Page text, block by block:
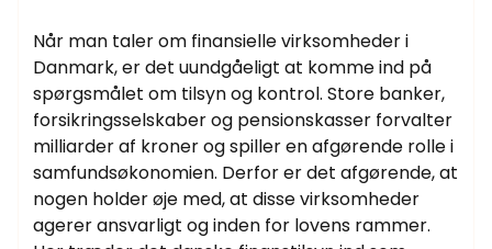
Når man taler om finansielle virksomheder i
Danmark, er det uundgåeligt at komme ind på
spørgsmålet om tilsyn og kontrol. Store banker,
forsikringsselskaber og pensionskasser forvalter
milliarder af kroner og spiller en afgørende rolle i
samfundsøkonomien. Derfor er det afgørende, at
nogen holder øje med, at disse virksomheder
agerer ansvarligt og inden for lovens rammer.